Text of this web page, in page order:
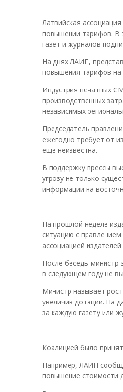
Латвийская
повышении тарифов. В
газет и журналов
На днях ЛАИП,
повышения тарифов на
Индустрия печатных
производственных
независимых
Председатель
ежегодно требует от
еще неизвестна.
В поддержку прессы
угрозу не только
информации на
На прошлой неделе
ситуацию с
ассоциацией издателей
После беседы министр
в следующем году не
Министр называет
увеличив дотации. На
за каждую газету или
Коалицией было
Например, ЛАИП
повышение стоимости